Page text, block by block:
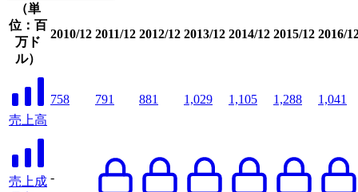
（単
位：百
万ド
ル）
2010/12 2011/12 2012/12 2013/12 2014/12 2015/12 2016/
売上高
758 791 881 1,029 1,105 1,288 1,041
売上成 -